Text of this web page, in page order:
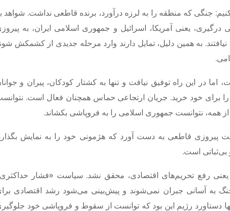
: جنگی که منطقه را به لرزه درآورد، برنده قاطعی نداشت. شواهد
یعنی آمریکا، اسرائیل و جمهوری اسلامی ایران، به
. به همین دلیل، تمایل دارند وارد مرحله جدیدی از کشمکش
.
اما در این راه توفیق نیافت و تنها به کشتار کودکان، پیران و
برای خود خرید. جریان ارتجاعی حماس همچنان فعال است.
همه، نتوانست جمهوری اسلامی را به فروپاشی بکشاند.
پیروزی قاطعی به دست آورد که هژمونی خود را به نمایش
بی‌ثباتی است.
رفع تحریم‌های اقتصادی، محقق نشد. سیاست «فشار حداکثری
به آسانی جبران نمی‌شوند و پیش‌بینی می‌شود رشد اقتصادی
دستاورد رژیم این بود که توانست از سقوط و فروپاشی خود